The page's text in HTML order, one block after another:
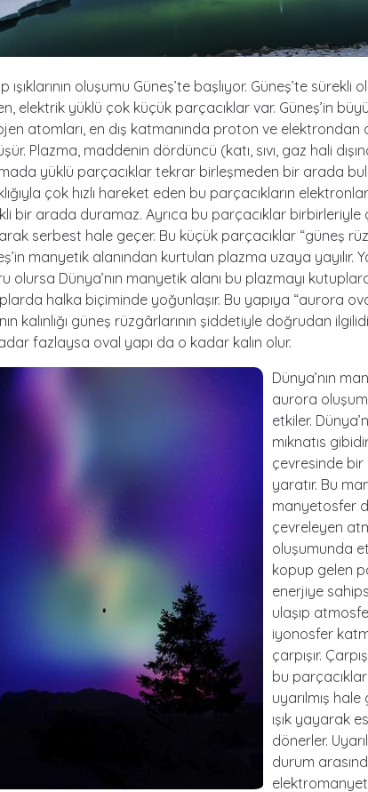
ışıklarının oluşumu Güneş’te başlıyor. Güneş’te sürekli
elektrik yüklü çok küçük parçacıklar var. Güneş’in
atomları, en dış katmanında proton ve
Plazma, maddenin dördüncü (katı, sıvı, gaz hali
yüklü parçacıklar tekrar birleşmeden bir arada
çok hızlı hareket eden bu parçacıkların
bir arada duramaz. Ayrıca bu parçacıklar birbirleriyle
serbest hale geçer. Bu küçük parçacıklar “güneş
manyetik alanından kurtulan plazma uzaya yayılır.
olursa Dünya’nın manyetik alanı bu plazmayı
halka biçiminde yoğunlaşır. Bu yapıya “aurora
kalınlığı güneş rüzgârlarının şiddetiyle doğrudan
fazlaysa oval yapı da o kadar kalın olur.
Dünya’nın
aurora
etkiler.
mıknatıs
çevresinde
yaratır. Bu
manyetosfer
çevreleyen
oluşumunda
kopup gelen
enerjiye
ulaşıp
iyonosfer
çarpışır.
bu
uyarılmış
ışık yayarak
dönerler.
durum